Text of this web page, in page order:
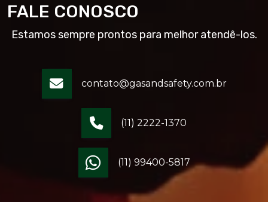
FALE CONOSCO
Estamos sempre prontos para melhor atendê-los.
contato@gasandsafety.com.br
(11) 2222-1370
(11) 99400-5817